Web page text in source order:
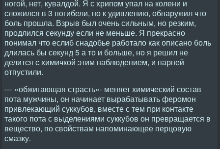
ногой, нет, кувалдой. Я с хрипом упал на колени и
сложился в 3 погибели, но к удивлению, обнаружил что
боль прошла. Взрыв был очень сильным, но резким,
продлился секунду если не меньше. Я прекрасно
понимал что еслиб снадобье работало как описано боль
длилась бы секунд 5 а то и больше, но я решил не
делится с химичкой этим наблюдением, и парней
отпустили.
— «обжигающая страсть»- меняет химический состав
пота мужчины, он начинает вырабатывать феромон
привлекающий суккубов, вместе с тем при контакте
такого пота с выделениями суккубов он превращается в
вещество, по свойствам напоминающее перцовую
смазку.